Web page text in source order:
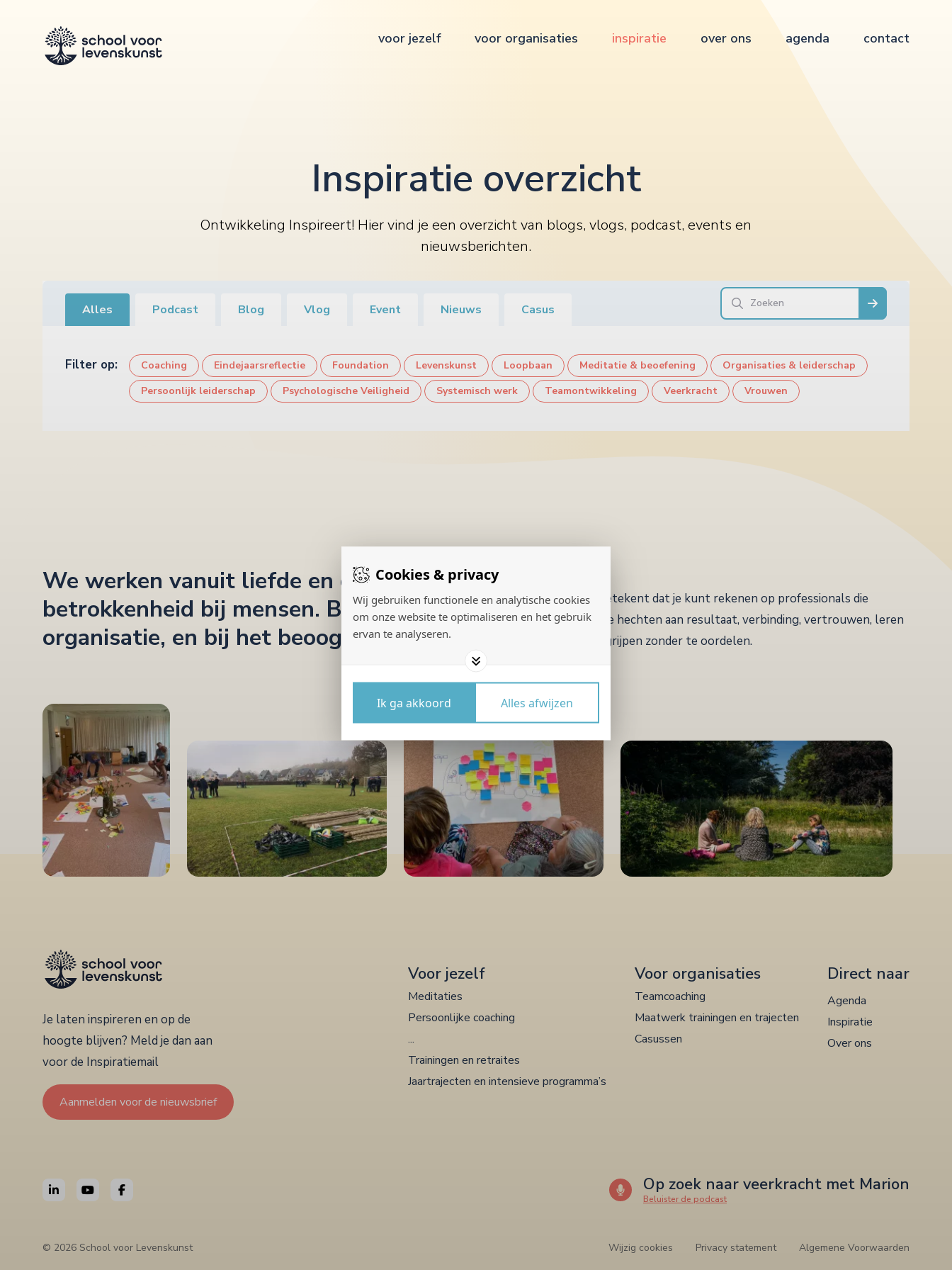
Cookies & privacy
Wij gebruiken functionele en analytische cookies
om onze website te optimaliseren en het gebruik
ervan te analyseren.
Ik ga akkoord Alles afwijzen
voor jezelf voor organisaties inspiratie over ons agenda contact
Inspiratie overzicht
Ontwikkeling Inspireert! Hier vind je een overzicht van blogs, vlogs, podcast, events en
nieuwsberichten.
Alles Podcast Blog Vlog Event Nieuws Casus
Filter op: Coaching Eindejaarsreflectie Foundation Levenskunst Loopbaan Meditatie & beoefening
Organisaties & leiderschap
Persoonlijk leiderschap
Psychologische Veiligheid Systemisch werk Teamontwikkeling Veerkracht Vrouwen
We werken vanuit liefde en oprechte
betrokkenheid bij mensen. Bij jou of je
organisatie, en bij het beoogde resultaat.
Dat betekent dat je kunt rekenen op professionals die
waarde hechten aan resultaat, verbinding, vertrouwen, leren
en begrijpen zonder te oordelen.
Je laten inspireren en op de
hoogte blijven? Meld je dan aan
voor de Inspiratiemail
Aanmelden voor de nieuwsbrief
Voor jezelf
Meditaties
Persoonlijke coaching
...
Trainingen en retraites
Jaartrajecten en intensieve programma’s
Voor organisaties
Teamcoaching
Maatwerk trainingen en trajecten
Casussen
Direct naar
Agenda
Inspiratie
Over ons
Op zoek naar veerkracht met Marion
Beluister de podcast
© 2026 School voor Levenskunst Wijzig cookies Privacy statement Algemene Voorwaarden